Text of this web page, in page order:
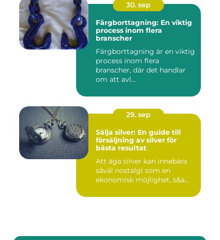
30. sep
Färgborttagning: En viktig
process inom flera
branscher
Färgborttagning är en viktig
process inom flera
branscher, där det handlar
om att avl...
29. sep
Sälja silver: En guide till
försäljning av silver för
bästa resultat
Att äga silver kan innebära
såväl nostalgi som en
ekonomisk möjlighet, s&a...